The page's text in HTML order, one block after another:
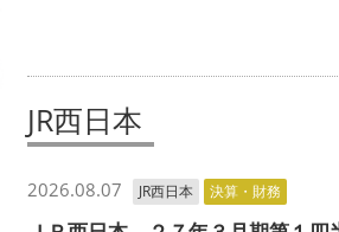
JR西日本
2026.08.07 JR西日本 決算・財務